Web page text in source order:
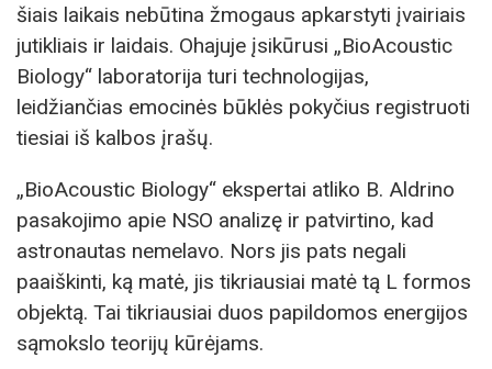
šiais laikais nebūtina žmogaus apkarstyti įvairiais
jutikliais ir laidais. Ohajuje įsikūrusi „BioAcoustic
Biology“ laboratorija turi technologijas,
leidžiančias emocinės būklės pokyčius registruoti
tiesiai iš kalbos įrašų.
„BioAcoustic Biology“ ekspertai atliko B. Aldrino
pasakojimo apie NSO analizę ir patvirtino, kad
astronautas nemelavo. Nors jis pats negali
paaiškinti, ką matė, jis tikriausiai matė tą L formos
objektą. Tai tikriausiai duos papildomos energijos
sąmokslo teorijų kūrėjams.